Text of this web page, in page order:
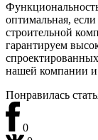
оптимальная,
строительной
гарантируем
нашей компании
Понравилась
0